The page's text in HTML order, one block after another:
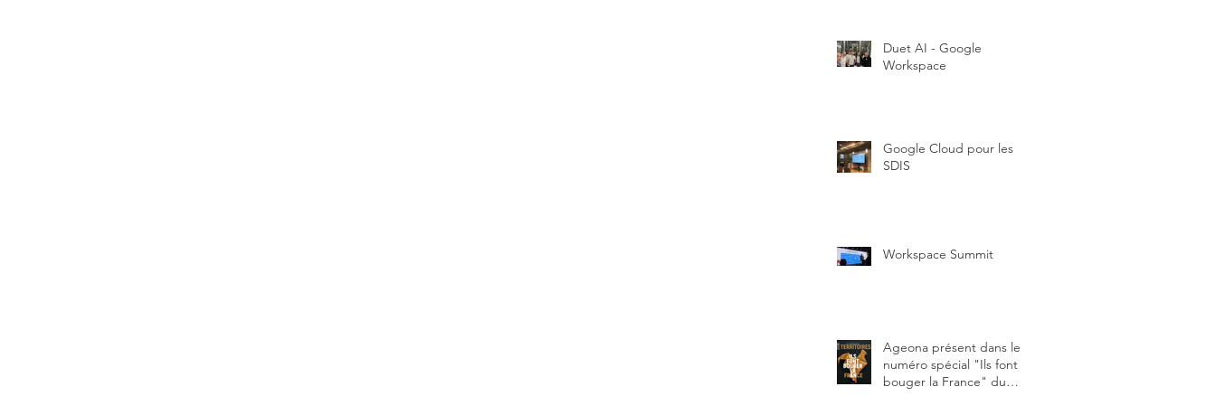
Duet AI - Google
Workspace
Google Cloud pour les
SDIS
Workspace Summit
Ageona présent dans le
numéro spécial "Ils font
bouger la France" du